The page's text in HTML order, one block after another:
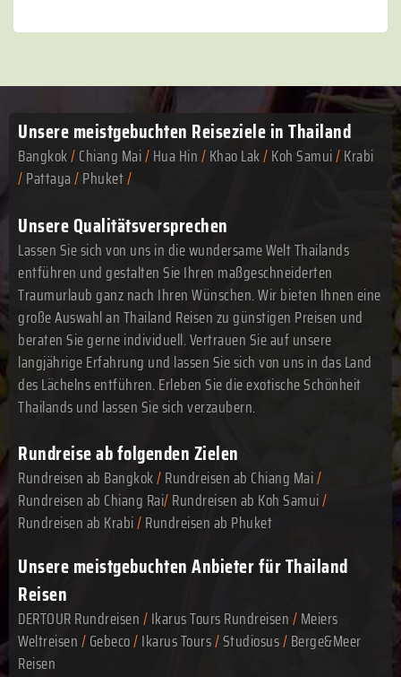
Unsere meistgebuchten Reiseziele in Thailand
Bangkok/Chiang Mai/Hua Hin/Khao Lak/Koh Samui/Krabi
/Pattaya/Phuket/
Unsere Qualitätsversprechen
Lassen Sie sich von uns in die wundersame Welt Thailands
entführen und gestalten Sie Ihren maßgeschneiderten
Traumurlaub ganz nach Ihren Wünschen. Wir bieten Ihnen eine
große Auswahl an Thailand Reisen zu günstigen Preisen und
beraten Sie gerne individuell. Vertrauen Sie auf unsere
langjährige Erfahrung und lassen Sie sich von uns in das Land
des Lächelns entführen. Erleben Sie die exotische Schönheit
Thailands und lassen Sie sich verzaubern.
Rundreise ab folgenden Zielen
Rundreisen ab Bangkok/Rundreisen ab Chiang Mai/
Rundreisen ab Chiang Rai/Rundreisen ab Koh Samui/
Rundreisen ab Krabi/Rundreisen ab Phuket
Unsere meistgebuchten Anbieter für Thailand
Reisen
DERTOUR Rundreisen/Ikarus Tours Rundreisen/Meiers
Weltreisen/Gebeco/Ikarus Tours/Studiosus/Berge&Meer
Reisen